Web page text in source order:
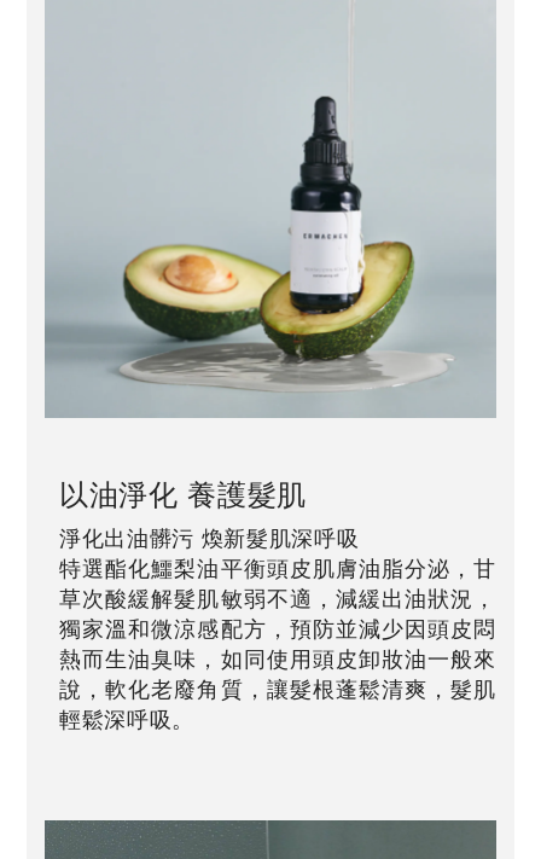
以油淨化 養護髮肌
淨化出油髒污 煥新髮肌深呼吸
特選酯化鱷梨油平衡頭皮肌膚油脂分泌，甘
草次酸緩解髮肌敏弱不適，減緩出油狀況，
獨家溫和微涼感配方，預防並減少因頭皮悶
熱而生油臭味，如同使用頭皮卸妝油一般來
說，軟化老廢角質，讓髮根蓬鬆清爽，髮肌
輕鬆深呼吸。